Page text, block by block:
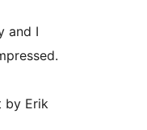
and I
by Erik